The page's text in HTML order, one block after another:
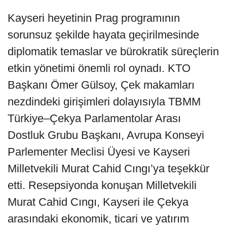
Kayseri heyetinin Prag programının
sorunsuz şekilde hayata geçirilmesinde
diplomatik temaslar ve bürokratik süreçlerin
etkin yönetimi önemli rol oynadı. KTO
Başkanı Ömer Gülsoy, Çek makamları
nezdindeki girişimleri dolayısıyla TBMM
Türkiye–Çekya Parlamentolar Arası
Dostluk Grubu Başkanı, Avrupa Konseyi
Parlementer Meclisi Üyesi ve Kayseri
Milletvekili Murat Cahid Cıngı’ya teşekkür
etti. Resepsiyonda konuşan Milletvekili
Murat Cahid Cıngı, Kayseri ile Çekya
arasındaki ekonomik, ticari ve yatırım